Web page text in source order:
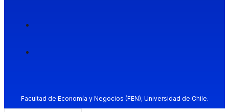
Facultad de Economía y Negocios (FEN), Universidad de Chile.